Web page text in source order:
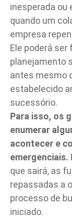
inesperada ou
quando um
empresa
Ele poderá
planejamento
antes mesmo
estabelecido
sucessório.
Para isso, os
enumerar
acontecer e
emergenciais.
que sairá, as
repassadas a
processo de
iniciado.